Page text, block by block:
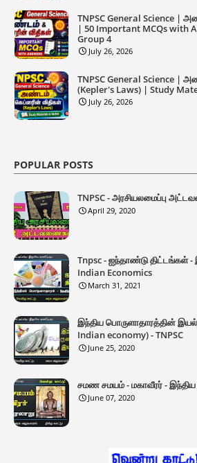
TNPSC General Science |
| 50 Important MCQs with
Group 4
July 26, 2026
TNPSC General Science |
(Kepler's Laws) | Study
July 26, 2026
POPULAR POSTS
TNPSC - அரசியலமைப்பு
April 29, 2020
Tnpsc - ஐந்தாண்டு திட்டங்கள் -
Indian Economics
March 31, 2021
இந்திய பொருளாதாரத்தின்
Indian economy) - TNPSC
June 25, 2020
சமண சமயம் - மகாவீரர் - இந்திய
June 07, 2020